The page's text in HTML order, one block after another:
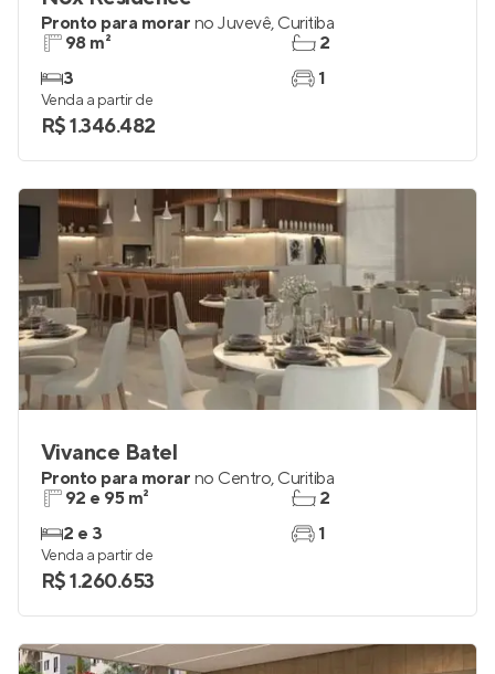
Pronto para morar no Juvevê, Curitiba
98 m²
3
2
1
Venda a partir de
R$ 1.346.482
Vivance Batel
Pronto para morar no Centro, Curitiba
92 e 95 m²
2 e 3
2
1
Venda a partir de
R$ 1.260.653